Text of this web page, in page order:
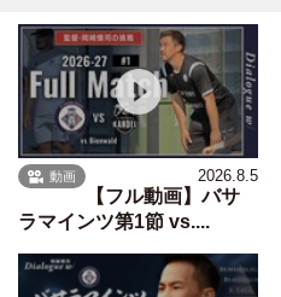
動画 2026.8.5
【フル動画】バサ
ラマインツ第1節 vs....